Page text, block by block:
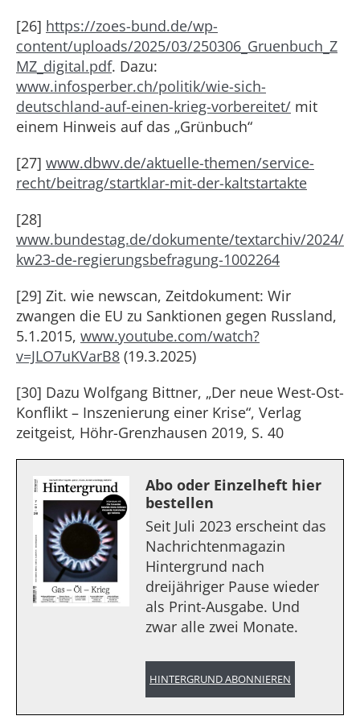
[26] https://zoes-bund.de/wp-
content/uploads/2025/03/250306_Gruenbuch_Z
MZ_digital.pdf. Dazu:
www.infosperber.ch/politik/wie-sich-
deutschland-auf-einen-krieg-vorbereitet/ mit
einem Hinweis auf das „Grünbuch“
[27] www.dbwv.de/aktuelle-themen/service-
recht/beitrag/startklar-mit-der-kaltstartakte
[28]
www.bundestag.de/dokumente/textarchiv/2024/
kw23-de-regierungsbefragung-1002264
[29] Zit. wie newscan, Zeitdokument: Wir
zwangen die EU zu Sanktionen gegen Russland,
5.1.2015, www.youtube.com/watch?
v=JLO7uKVarB8 (19.3.2025)
[30] Dazu Wolfgang Bittner, „Der neue West-Ost-
Konflikt – Inszenierung einer Krise“, Verlag
zeitgeist, Höhr-Grenzhausen 2019, S. 40
Abo oder Einzelheft hier
bestellen
Seit Juli 2023 erscheint das
Nachrichtenmagazin
Hintergrund nach
dreijähriger Pause wieder
als Print-Ausgabe. Und
zwar alle zwei Monate.
HINTERGRUND ABONNIEREN